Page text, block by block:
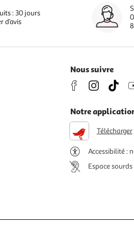
: 30 jours
d’avis
Nous suivre
Notre
Télécharger
Accessibilité :
Espace